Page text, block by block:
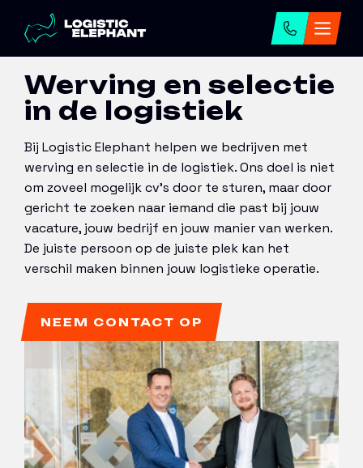
Home →Onze diensten Werving en selectie
Werving en selectie
in de logistiek
Bij Logistic Elephant helpen we bedrijven met
werving en selectie in de logistiek. Ons doel is niet
om zoveel mogelijk cv’s door te sturen, maar door
gericht te zoeken naar iemand die past bij jouw
vacature, jouw bedrijf en jouw manier van werken.
De juiste persoon op de juiste plek kan het
verschil maken binnen jouw logistieke operatie.
NEEM CONTACT OP